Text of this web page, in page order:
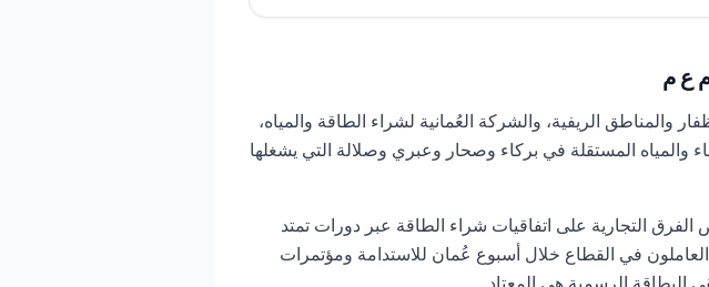
ع م
الريفية، والشركة العُمانية لشراء الطاقة والمياه،
المستقلة في بركاء وصحار وعبري وصلالة التي يشغلها
وصلالة. وتتفاوض الفرق التجارية على اتفاقيات شراء الطاقة عبر دورات تمتد
في القطاع خلال أسبوع عُمان للاستدامة ومؤتمرات